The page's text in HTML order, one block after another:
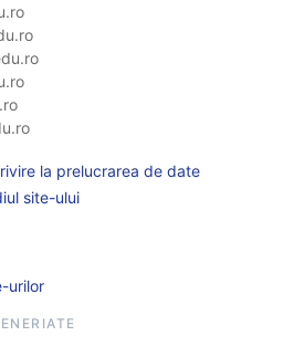
la prelucrarea de date
site-ului
urilor